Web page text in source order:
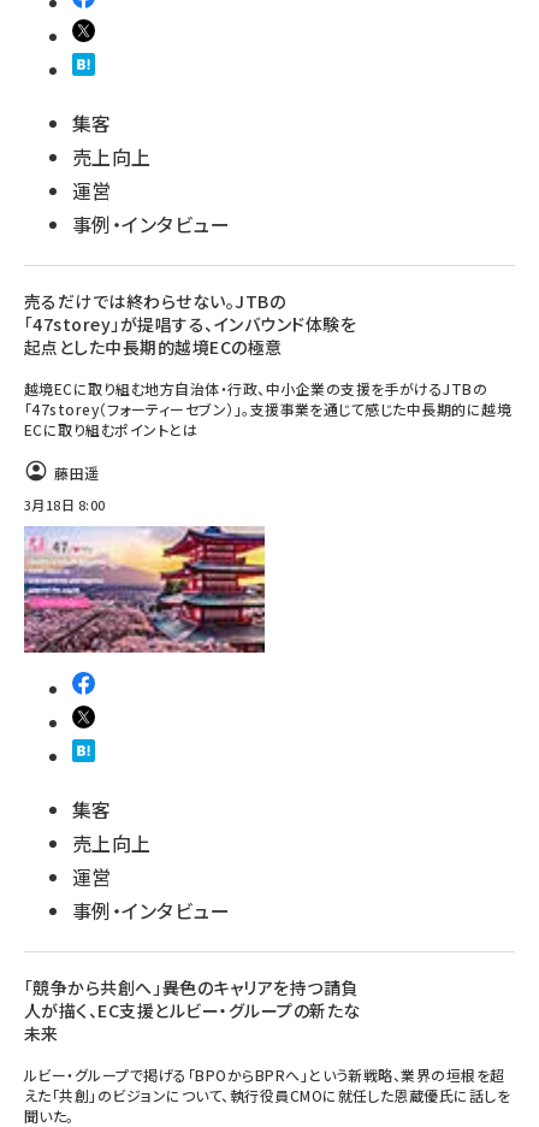
集客
売上向上
運営
事例・インタビュー
売るだけでは終わらせない。JTBの
「47storey」が提唱する、インバウンド体験を
起点とした中長期的越境ECの極意
越境ECに取り組む地方自治体・行政、中小企業の支援を手がけるJTBの
「47storey（フォーティーセブン）」。支援事業を通じて感じた中長期的に越境
ECに取り組むポイントとは
藤田遥
3月18日 8:00
集客
売上向上
運営
事例・インタビュー
「競争から共創へ」――異色のキャリアを持つ請負
人が描く、EC支援とルビー・グループの新たな
未来
ルビー・グループで掲げる「BPOからBPRへ」という新戦略、業界の垣根を超
えた「共創」のビジョンについて、執行役員CMOに就任した恩蔵優氏に話しを
聞いた。